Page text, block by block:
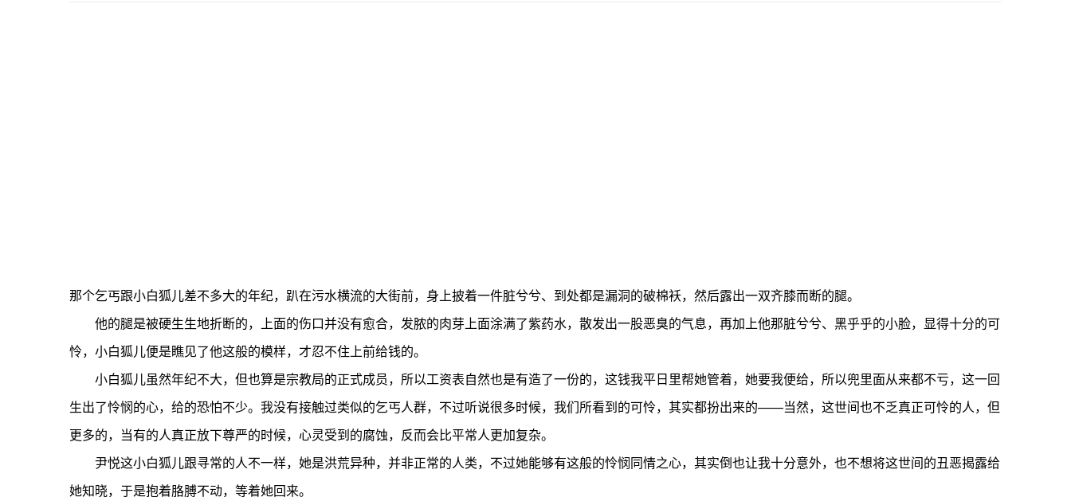
那个乞丐跟小白狐儿差不多大的年纪，趴在污水横流的大街前，身上披着一件脏兮兮、到处都是漏洞的破棉袄，然后露出一双齐膝而断的腿。
他的腿是被硬生生地折断的，上面的伤口并没有愈合，发脓的肉芽上面涂满了紫药水，散发出一股恶臭的气息，再加上他那脏兮兮、黑乎乎的小脸，显得十分的可
怜，小白狐儿便是瞧见了他这般的模样，才忍不住上前给钱的。
小白狐儿虽然年纪不大，但也算是宗教局的正式成员，所以工资表自然也是有造了一份的，这钱我平日里帮她管着，她要我便给，所以兜里面从来都不亏，这一回
生出了怜悯的心，给的恐怕不少。我没有接触过类似的乞丐人群，不过听说很多时候，我们所看到的可怜，其实都扮出来的——当然，这世间也不乏真正可怜的人，但
更多的，当有的人真正放下尊严的时候，心灵受到的腐蚀，反而会比平常人更加复杂。
尹悦这小白狐儿跟寻常的人不一样，她是洪荒异种，并非正常的人类，不过她能够有这般的怜悯同情之心，其实倒也让我十分意外，也不想将这世间的丑恶揭露给
她知晓，于是抱着胳膊不动，等着她回来。